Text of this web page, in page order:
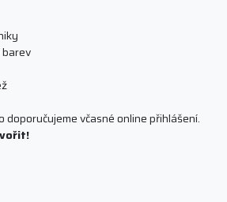
doporučujeme včasné online přihlášení.